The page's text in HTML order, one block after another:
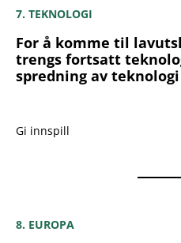
7. TEKNOLOGI
For å komme til
trengs fortsatt
spredning av
Gi innspill
8. EUROPA